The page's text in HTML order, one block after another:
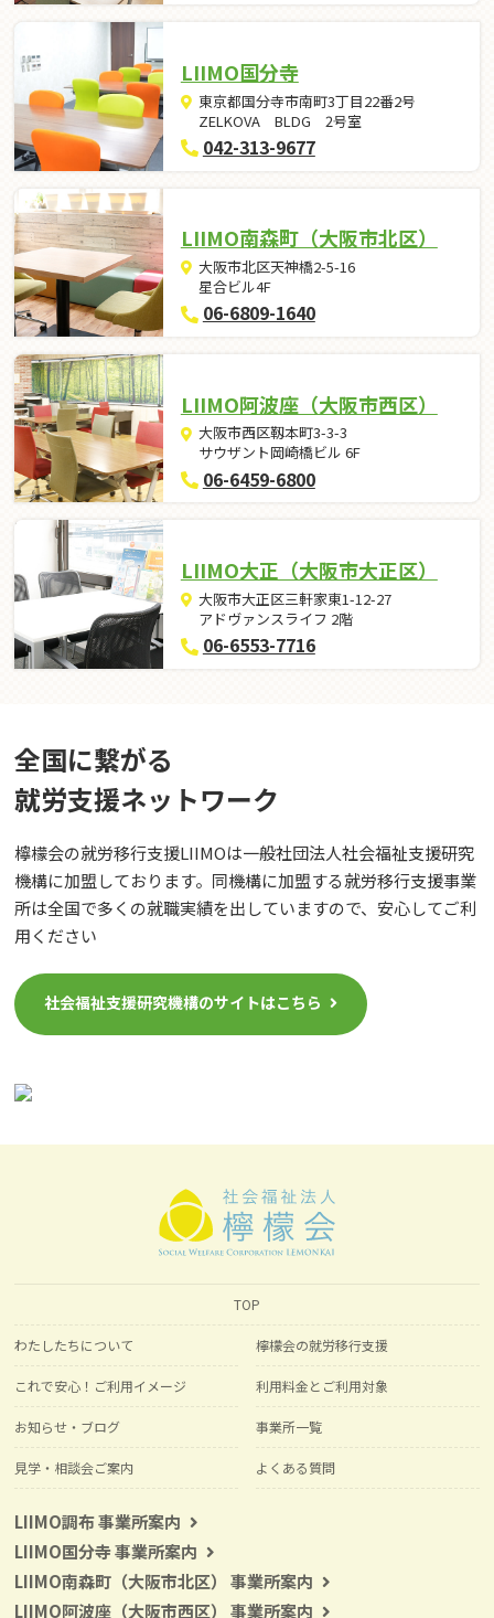
LIIMO国分寺
東京都国分寺市南町3丁目22番2号
ZELKOVA BLDG 2号室
042-313-9677
LIIMO南森町（大阪市北区）
大阪市北区天神橋2-5-16
星合ビル4F
06-6809-1640
LIIMO阿波座（大阪市西区）
大阪市西区靱本町3-3-3
サウザント岡崎橋ビル 6F
06-6459-6800
LIIMO大正（大阪市大正区）
大阪市大正区三軒家東1-12-27
アドヴァンスライフ 2階
06-6553-7716
全国に繋がる
就労⽀援ネットワーク
檸檬会の就労移行支援LIIMOは一般社団法人社会福祉支援研究
機構に加盟しております。同機構に加盟する就労移行支援事業
所は全国で多くの就職実績を出していますので、安心してご利
用ください
社会福祉支援研究機構のサイトはこちら
TOP
わたしたちについて 檸檬会の就労移行支援
これで安心！ご利用イメージ 利用料金とご利用対象
お知らせ・ブログ 事業所一覧
見学・相談会ご案内 よくある質問
LIIMO調布 事業所案内
LIIMO国分寺 事業所案内
LIIMO南森町（大阪市北区） 事業所案内
LIIMO阿波座（大阪市西区） 事業所案内